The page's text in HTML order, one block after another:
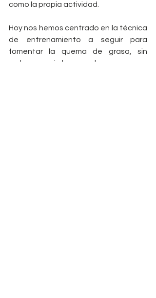
como la propia actividad.
Hoy nos hemos centrado en la técnica
de entrenamiento a seguir para
fomentar la quema de grasa, sin
embargo, si lo que buscamos es